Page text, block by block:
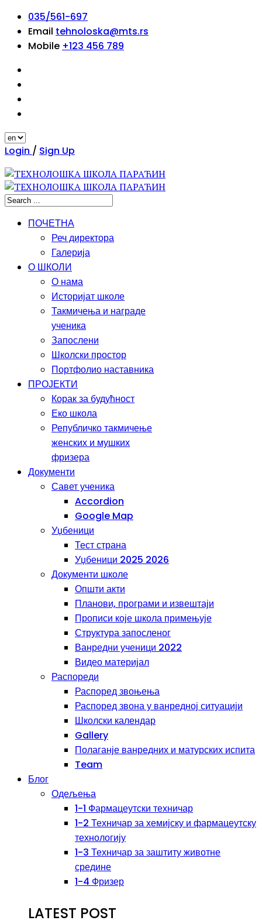
035/561-697
Email tehnoloska@mts.rs
Mobile +123 456 789
Login / Sign Up
ПОЧЕТНА
Реч директора
Галерија
О ШКОЛИ
О нама
Историјат школе
Такмичења и награде
ученика
Запослени
Школски простор
Портфолио наставника
ПРОЈЕКТИ
Корак за будућност
Еко школа
Републичко такмичење
женских и мушких
фризера
Документи
Савет ученика
Accordion
Google Map
Уџбеници
Тест страна
Уџбеници 2025 2026
Документи школе
Општи акти
Планови, програми и извештаји
Прописи које школа примењује
Структура запосленог
Ванредни ученици 2022
Видео материјал
Распореди
Распоред звоњења
Распоред звона у ванредној ситуацији
Школски календар
Gallery
Полаганје ванредних и матурских испита
Team
Блог
Одељења
1-1 Фармацеутски техничар
1-2 Техничар за хемијску и фармацеутску
технологију
1-3 Техничар за заштиту животне
средине
1-4 Фризер
LATEST POST